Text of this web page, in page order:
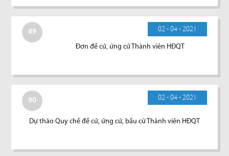
89 02 - 04 - 2021
Đơn đề cử, ứng cử Thành viên HĐQT
90 02 - 04 - 2021
Dự thảo Quy chế đề cử, ứng cử, bầu cử Thành viên HĐQT